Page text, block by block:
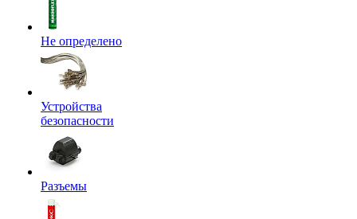
Не определено
Устройства
безопасности
Разъемы